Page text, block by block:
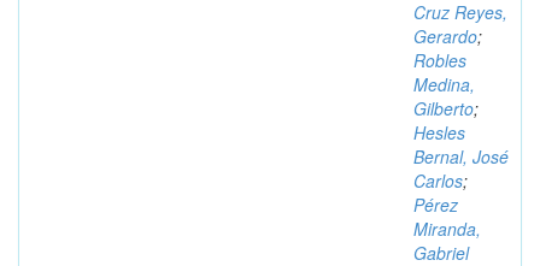
Cruz Reyes,
Gerardo;
Robles
Medina,
Gilberto;
Hesles
Bernal, José
Carlos;
Pérez
Miranda,
Gabriel